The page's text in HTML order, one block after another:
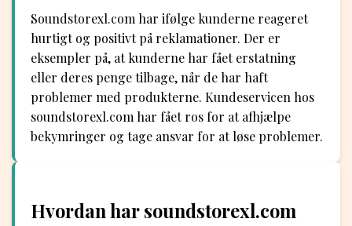
Soundstorexl.com har ifølge kunderne reageret
hurtigt og positivt på reklamationer. Der er
eksempler på, at kunderne har fået erstatning
eller deres penge tilbage, når de har haft
problemer med produkterne. Kundeservicen hos
soundstorexl.com har fået ros for at afhjælpe
bekymringer og tage ansvar for at løse problemer.
Hvordan har soundstorexl.com